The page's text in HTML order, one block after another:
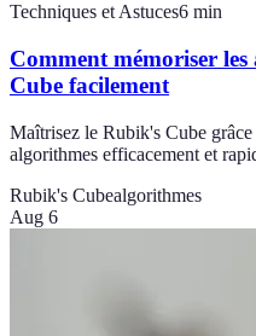
Techniques et Astuces6 min
Comment mémoriser
Cube facilement
Maîtrisez le Rubik's Cube grâce
algorithmes efficacement et
Rubik's Cubealgorithmes
Aug 6